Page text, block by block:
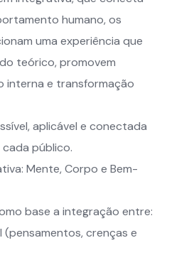
humano, os
uma experiência que
teórico, promovem
interna e transformação
aplicável e conectada
público.
Mente, Corpo e Bem-
base a integração entre:
(pensamentos, crenças e